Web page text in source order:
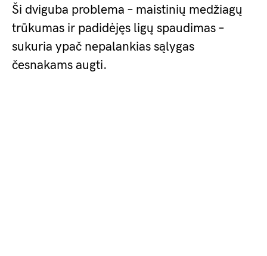
Ši dviguba problema – maistinių medžiagų
trūkumas ir padidėjęs ligų spaudimas –
sukuria ypač nepalankias sąlygas
česnakams augti.